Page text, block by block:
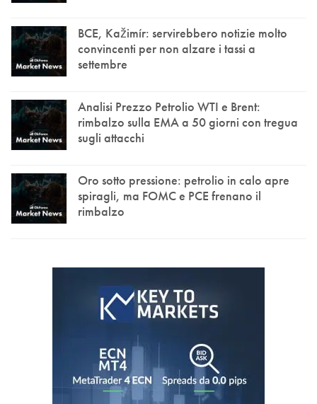
BCE, Kažimír: servirebbero notizie molto
convincenti per non alzare i tassi a
settembre
Analisi Prezzo Petrolio WTI e Brent:
rimbalzo sulla EMA a 50 giorni con tregua
sugli attacchi
Oro sotto pressione: petrolio in calo apre
spiragli, ma FOMC e PCE frenano il
rimbalzo